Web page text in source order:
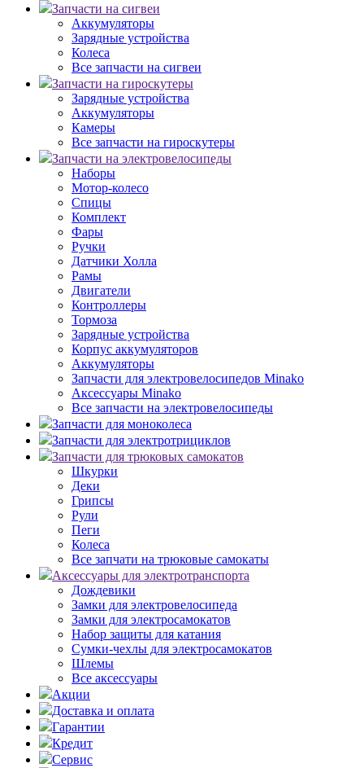
Запчасти на сигвеи
Аккумуляторы
Зарядные устройства
Колеса
Все запчасти на сигвеи
Запчасти на гироскутеры
Зарядные устройства
Аккумуляторы
Камеры
Все запчасти на гироскутеры
Запчасти на электровелосипеды
Наборы
Мотор-колесо
Спицы
Комплект
Фары
Ручки
Датчики Холла
Рамы
Двигатели
Контроллеры
Тормоза
Зарядные устройства
Корпус аккумуляторов
Аккумуляторы
Запчасти для электровелосипедов Minako
Аксессуары Minako
Все запчасти на электровелосипеды
Запчасти для моноколеса
Запчасти для электротрициклов
Запчасти для трюковых самокатов
Шкурки
Деки
Грипсы
Рули
Пеги
Колеса
Все запчати на трюковые самокаты
Аксессуары для электротранспорта
Дождевики
Замки для электровелосипеда
Замки для электросамокатов
Набор защиты для катания
Сумки-чехлы для электросамокатов
Шлемы
Все аксессуары
Акции
Доставка и оплата
Гарантии
Кредит
Сервис